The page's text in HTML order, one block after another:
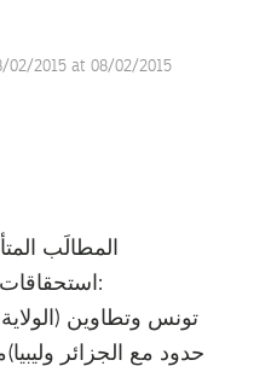
02/2015 at 08/02/2015
المطالَب
1- استحقاقات سياسية وامنية:
حدود مع الجزائر